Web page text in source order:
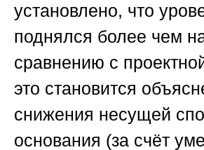
установлено, что
поднялся более чем
сравнению с
это становится
снижения несущей
основания (за счёт